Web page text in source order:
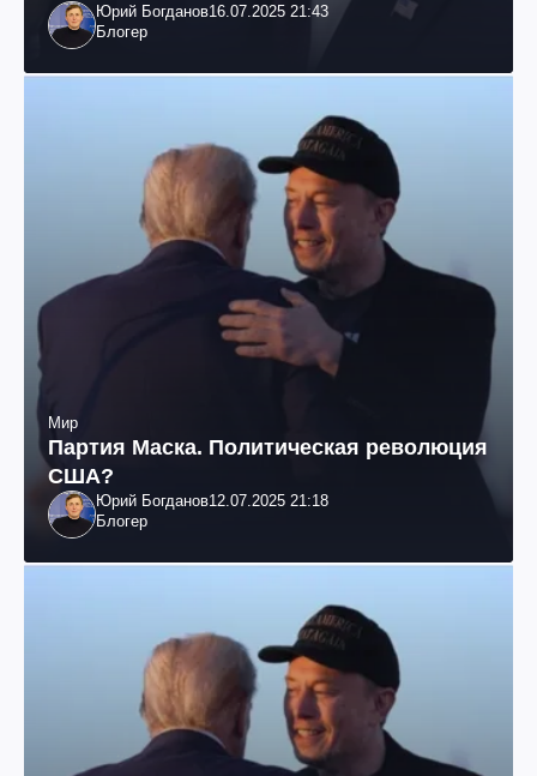
Юрий Богданов16.07.2025 21:43
Блогер
Мир
Партия Маска. Политическая революция
США?
Юрий Богданов12.07.2025 21:18
Блогер